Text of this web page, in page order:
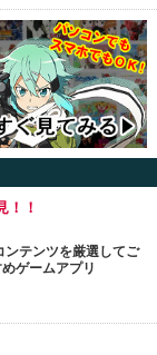
！！
ンテンツを厳選してご
ゲームアプリ